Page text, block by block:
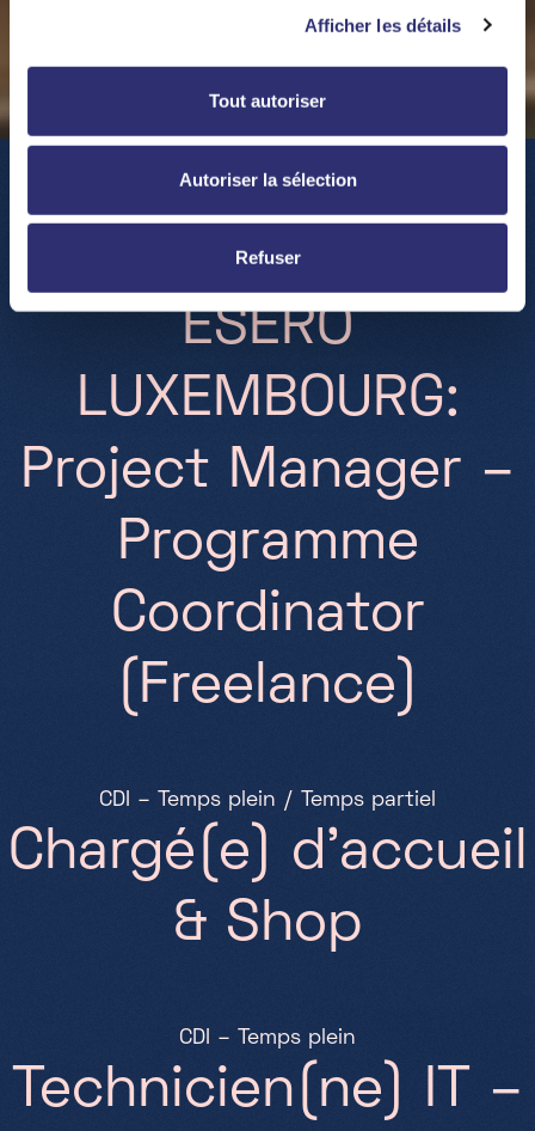
Afficher les détails
Tout autoriser
Autoriser la sélection
Refuser
ESERO
LUXE M BOU RG:
Project M anager –
Programme
Coord inator
( Free ance )
CD – emps p ein / emps partie
Chargé( e ) d ’accuei
& S hop
CD – emps p ein
echnicien( ne ) –